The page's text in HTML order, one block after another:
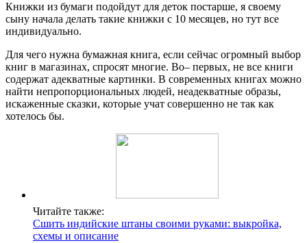
Книжки из бумаги подойдут для деток постарше, я своему
сыну начала делать такие книжки с 10 месяцев, но тут все
индивидуально.
Для чего нужна бумажная книга, если сейчас огромный выбор
книг в магазинах, спросят многие. Во– первых, не все книги
содержат адекватные картинки. В современных книгах можно
найти непропорциональных людей, неадекватные образы,
искаженные сказки, которые учат совершенно не так как
хотелось бы.
Читайте также:
Сшить индийские штаны своими руками: выкройка,
схемы и описание